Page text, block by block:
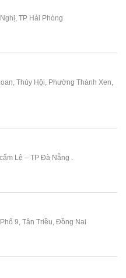
TP Hải Phòng
Thúy Hội, Phường Thành Xen,
Lệ – TP Đà Nẵng .
9, Tân Triều, Đồng Nai